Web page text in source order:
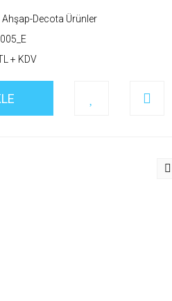
Ahşap-Decota Ürünler
+ KDV